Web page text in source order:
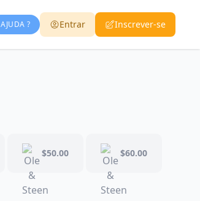
AJUDA ? Entrar Inscrever-se
$50.00 $60.00